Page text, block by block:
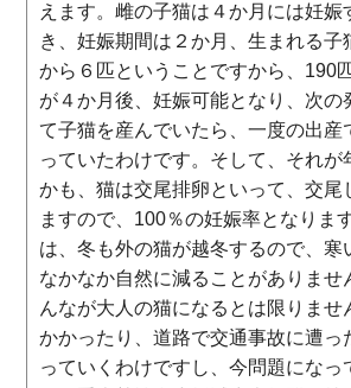
えます。雌の子猫は４か月には妊娠
き、妊娠期間は２か月、生まれる子
から６匹ということですから、190
が４か月後、妊娠可能となり、次の
て子猫を産んでいたら、一度の出産
っていたわけです。そして、それが
かも、猫は交尾排卵といって、交尾
ますので、100％の妊娠率となりま
は、冬も外の猫が越冬するので、寒
なかなか自然に減ることがありませ
んなが大人の猫になるとは限りませ
かかったり、道路で交通事故に遭っ
っていくわけですし、今問題になっ